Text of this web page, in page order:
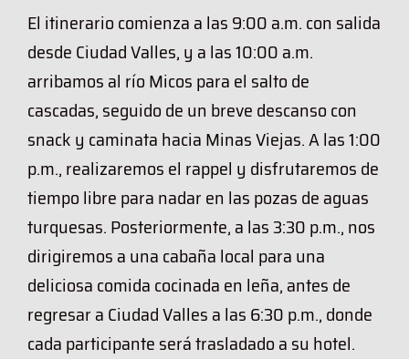
El itinerario comienza a las 9:00 a.m. con salida
desde Ciudad Valles, y a las 10:00 a.m.
arribamos al río Micos para el salto de
cascadas, seguido de un breve descanso con
snack y caminata hacia Minas Viejas. A las 1:00
p.m., realizaremos el rappel y disfrutaremos de
tiempo libre para nadar en las pozas de aguas
turquesas. Posteriormente, a las 3:30 p.m., nos
dirigiremos a una cabaña local para una
deliciosa comida cocinada en leña, antes de
regresar a Ciudad Valles a las 6:30 p.m., donde
cada participante será trasladado a su hotel.